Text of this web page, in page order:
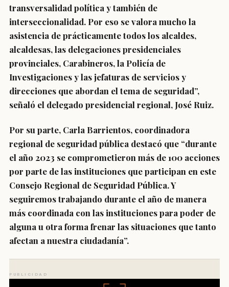
transversalidad política y también de
interseccionalidad. Por eso se valora mucho la
asistencia de prácticamente todos los alcaldes,
alcaldesas, las delegaciones presidenciales
provinciales, Carabineros, la Policía de
Investigaciones y las jefaturas de servicios y
direcciones que abordan el tema de seguridad”,
señaló el delegado presidencial regional, José Ruiz.
Por su parte, Carla Barrientos, coordinadora
regional de seguridad pública destacó que “durante
el año 2023 se comprometieron más de 100 acciones
por parte de las instituciones que participan en este
Consejo Regional de Seguridad Pública. Y
seguiremos trabajando durante el año de manera
más coordinada con las instituciones para poder de
alguna u otra forma frenar las situaciones que tanto
afectan a nuestra ciudadanía”.
PUBLICIDAD